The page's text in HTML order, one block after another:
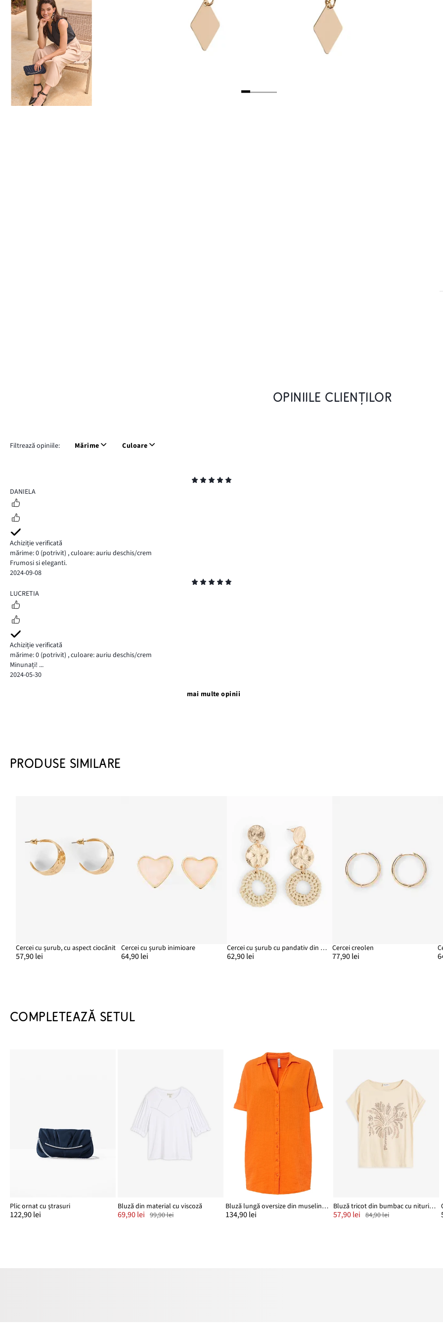
OPINIILE CLIENȚILOR
Filtrează opiniile: Mărime Culoare
5
DANIELA
Achiziție verificată
mărime: 0 (potrivit) ,culoare: auriu deschis/crem
Frumosi si eleganti.
2024-09-08
5LUCRETIA
Achiziție verificată
mărime: 0 (potrivit) ,culoare: auriu deschis/crem
Minunați! ...
2024-05-30
mai multe opinii
PRODUSE SIMILARE
Cercei cu șurub, cu aspect ciocănit
57,90 lei
Cercei cu șurub inimioare
64,90 lei
Cercei cu șurub cu pandativ din paie
62,90 lei
Cercei creolen
77,90 lei
COMPLETEAZĂ SETUL
Plic ornat cu ștrasuri
122,90 lei
Bluză din material cu viscoză
69,90 lei 99,90 lei
Bluză lungă oversize din muselină din bumbac 100%
134,90 lei
Bluză tricot din bumbac cu nituri aplicate
57,90 lei 84,90 lei